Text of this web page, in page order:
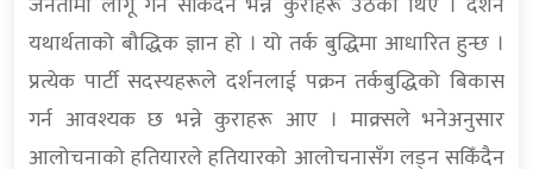
यथार्थताको बौद्धिक ज्ञान हो । यो तर्क बुद्धिमा आधारित हुन्छ ।
प्रत्येक पार्टी सदस्यहरूले दर्शनलाई पक्रन तर्कबुद्धिको बिकास
गर्न आवश्यक छ भन्ने कुराहरू आए । माक्र्सले भनेअनुसार
आलोचनाको हतियारले हतियारको आलोचनासँग लड्न सकिँदैन